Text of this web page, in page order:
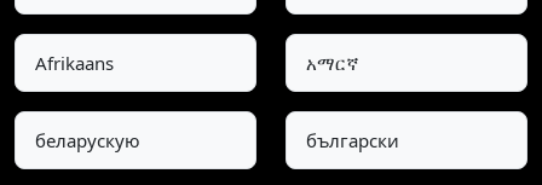
Afrikaans አማርኛ
беларускую български